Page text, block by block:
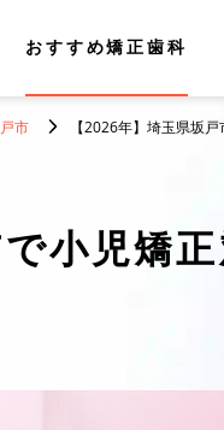
おすすめ矯正歯科
市 【2026年】埼玉県坂
小児矯